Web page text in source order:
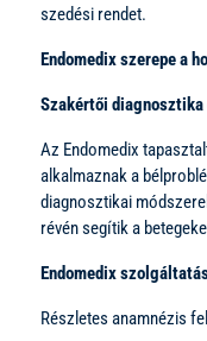
szedési rendet.
Endomedix szerepe a
Szakértői diagnosztika
Az Endomedix
alkalmaznak a
diagnosztikai
révén segítik a
Endomedix
Részletes anamnézis